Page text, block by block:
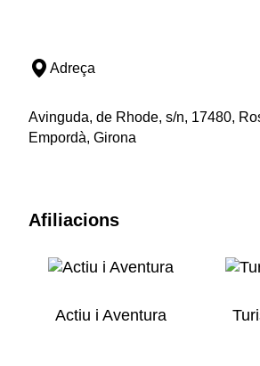
Adreça
Avinguda, de Rhode, s/n, 17480,
Empordà, Girona
Afiliacions
Actiu i Aventura